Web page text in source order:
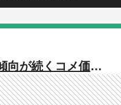
向が続くコメ価格
る農政
】